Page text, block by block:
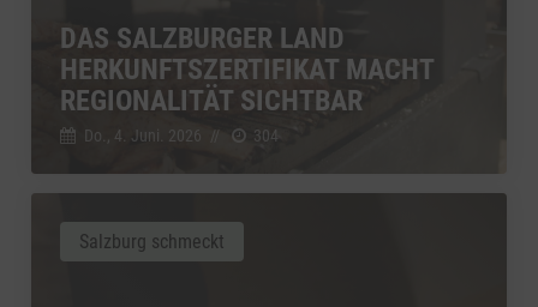
DAS SALZBURGER LAND
HERKUNFTSZERTIFIKAT MACHT
REGIONALITÄT SICHTBAR
Do., 4. Juni. 2026 // 304
Salzburg schmeckt